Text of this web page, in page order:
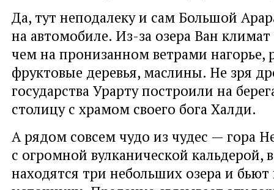
Да, тут неподалеку и сам Большой
на автомобиле. Из-за озера Ван климат
чем на пронизанном ветрами нагорье,
фруктовые деревья, маслины. Не зря
государства Урарту построили на
столицу с храмом своего бога Халди.
А рядом совсем чудо из чудес — гора
с огромной вулканической кальдерой,
находятся три небольших озера и бьют